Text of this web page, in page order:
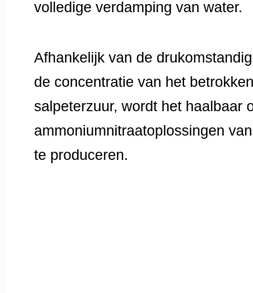
volledige verdamping van water.
Afhankelijk van de
de concentratie van het betrokken
salpeterzuur, wordt het haalbaar
ammoniumnitraatoplossingen
te produceren.